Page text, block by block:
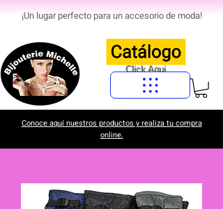
¡Un lugar perfecto para un accesorio de moda!
Click Aqui
Conoce aquí nuestros productos y realiza tu compra
online.